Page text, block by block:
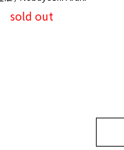
sold out